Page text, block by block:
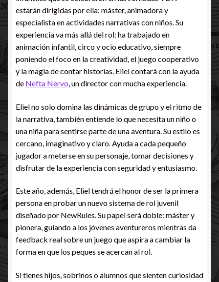
estarán dirigidas por ella: máster, animadora y
especialista en actividades narrativas con niños. Su
experiencia va más allá del rol: ha trabajado en
animación infantil, circo y ocio educativo, siempre
poniendo el foco en la creatividad, el juego cooperativo
y la magia de contar historias. Eliel contará con la ayuda
de Nefta Nervo, un director con mucha experiencia.
Eliel no solo domina las dinámicas de grupo y el ritmo de
la narrativa, también entiende lo que necesita un niño o
una niña para sentirse parte de una aventura. Su estilo es
cercano, imaginativo y claro. Ayuda a cada pequeño
jugador a meterse en su personaje, tomar decisiones y
disfrutar de la experiencia con seguridad y entusiasmo.
Este año, además, Eliel tendrá el honor de ser la primera
persona en probar un nuevo sistema de rol juvenil
diseñado por NewRules. Su papel será doble: máster y
pionera, guiando a los jóvenes aventureros mientras da
feedback real sobre un juego que aspira a cambiar la
forma en que los peques se acercan al rol.
Si tienes hijos, sobrinos o alumnos que sienten curiosidad